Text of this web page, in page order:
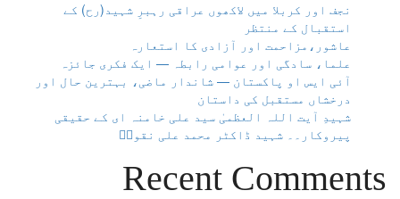
نجف اور کربلا میں لاکھوں عراقی رہبرِ شہید(رح) کے
استقبال کے منتظر
عاشور،مزاحمت اور آزادی کا استعارہ
علما، سادگی اور عوامی رابطہ — ایک فکری جائزہ
آئی ایس او پاکستان — شاندار ماضی، بہترین حال اور
درخشاں مستقبل کی داستان
شہیدِ آیت اللہ العظمیٰ سید علی خامنہ ای کے حقیقی
پیروکار۔۔ شہید ڈاکٹر محمد علی نقویؒ
Recent Comments